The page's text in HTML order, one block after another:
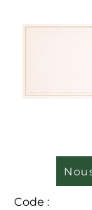
Code :